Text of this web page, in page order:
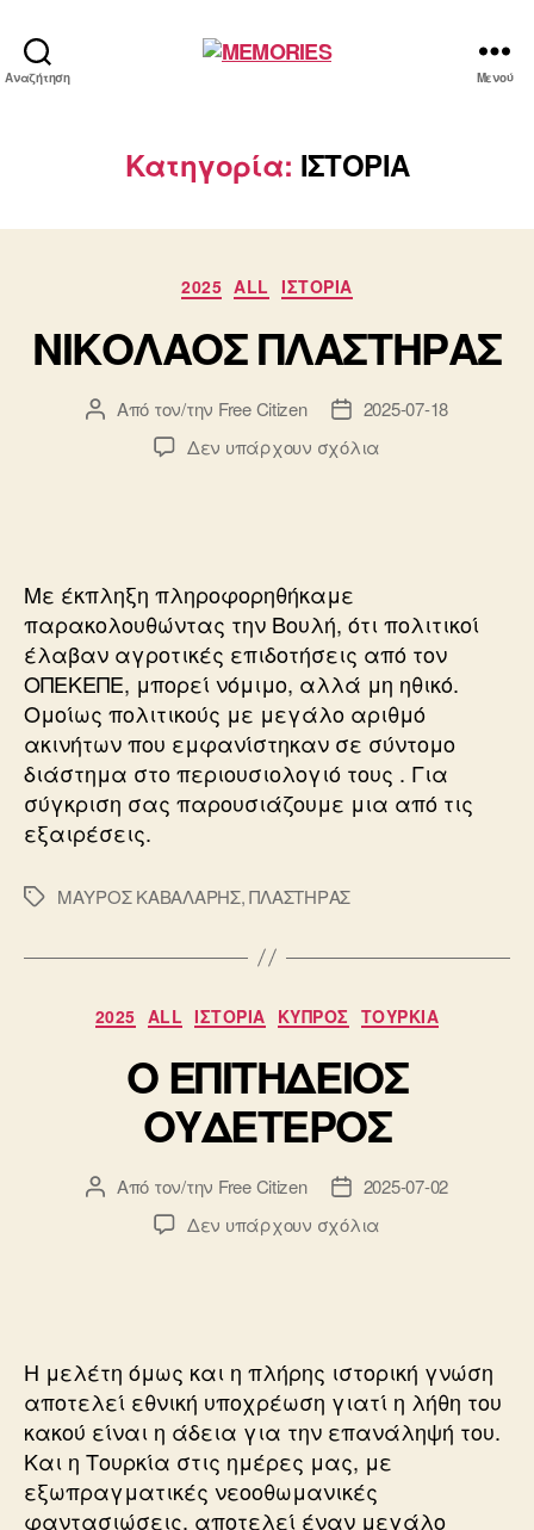
Αναζήτηση Μενού
Κατηγορία: ΙΣΤΟΡΙΑ
Κατηγορίες
2025 ALL ΙΣΤΟΡΙΑ
ΝΙΚΟΛΑΟΣ ΠΛΑΣΤΗΡΑΣ
Συντάκτης
άρθρου
Από τον/την Free Citizen
Ημ.
δημοσίευσης
2025-07-18
Δεν υπάρχουν σχόλια
Με έκπληξη πληροφορηθήκαμε
παρακολουθώντας την Βουλή, ότι πολιτικοί
έλαβαν αγροτικές επιδοτήσεις από τον
ΟΠΕΚΕΠΕ, μπορεί νόμιμο, αλλά μη ηθικό.
Ομοίως πολιτικούς με μεγάλο αριθμό
ακινήτων που εμφανίστηκαν σε σύντομο
διάστημα στο περιουσιολογιό τους . Για
σύγκριση σας παρουσιάζουμε μια από τις
εξαιρέσεις.
ΕτικέτεςΜΑΥΡΟΣ ΚΑΒΑΛΑΡΗΣ,ΠΛΑΣΤΗΡΑΣ
Κατηγορίες
2025 ALL ΙΣΤΟΡΙΑ ΚΥΠΡΟΣ ΤΟΥΡΚΙΑ
Ο ΕΠΙΤΗΔΕΙΟΣ
ΟΥΔΕΤΕΡΟΣ
Συντάκτης
άρθρου
Από τον/την Free Citizen
Ημ.
δημοσίευσης
2025-07-02
Δεν υπάρχουν σχόλια
Η μελέτη όμως και η πλήρης ιστορική γνώση
αποτελεί εθνική υποχρέωση γιατί η λήθη του
κακού είναι η άδεια για την επανάληψή του.
Και η Τουρκία στις ημέρες μας, με
εξωπραγματικές νεοοθωμανικές
φαντασιώσεις, αποτελεί έναν μεγάλο